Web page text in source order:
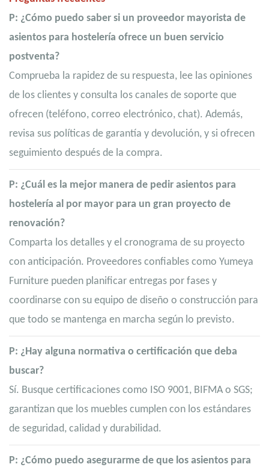
P: ¿Cómo puedo saber si un proveedor mayorista de
asientos para hostelería ofrece un buen servicio
postventa?
Comprueba la rapidez de su respuesta, lee las opiniones
de los clientes y consulta los canales de soporte que
ofrecen (teléfono, correo electrónico, chat). Además,
revisa sus políticas de garantía y devolución, y si ofrecen
seguimiento después de la compra.
P: ¿Cuál es la mejor manera de pedir asientos para
hostelería al por mayor para un gran proyecto de
renovación?
Comparta los detalles y el cronograma de su proyecto
con anticipación. Proveedores confiables como Yumeya
Furniture pueden planificar entregas por fases y
coordinarse con su equipo de diseño o construcción para
que todo se mantenga en marcha según lo previsto.
P: ¿Hay alguna normativa o certificación que deba
buscar?
Sí. Busque certificaciones como ISO 9001, BIFMA o SGS;
garantizan que los muebles cumplen con los estándares
de seguridad, calidad y durabilidad.
P: ¿Cómo puedo asegurarme de que los asientos para